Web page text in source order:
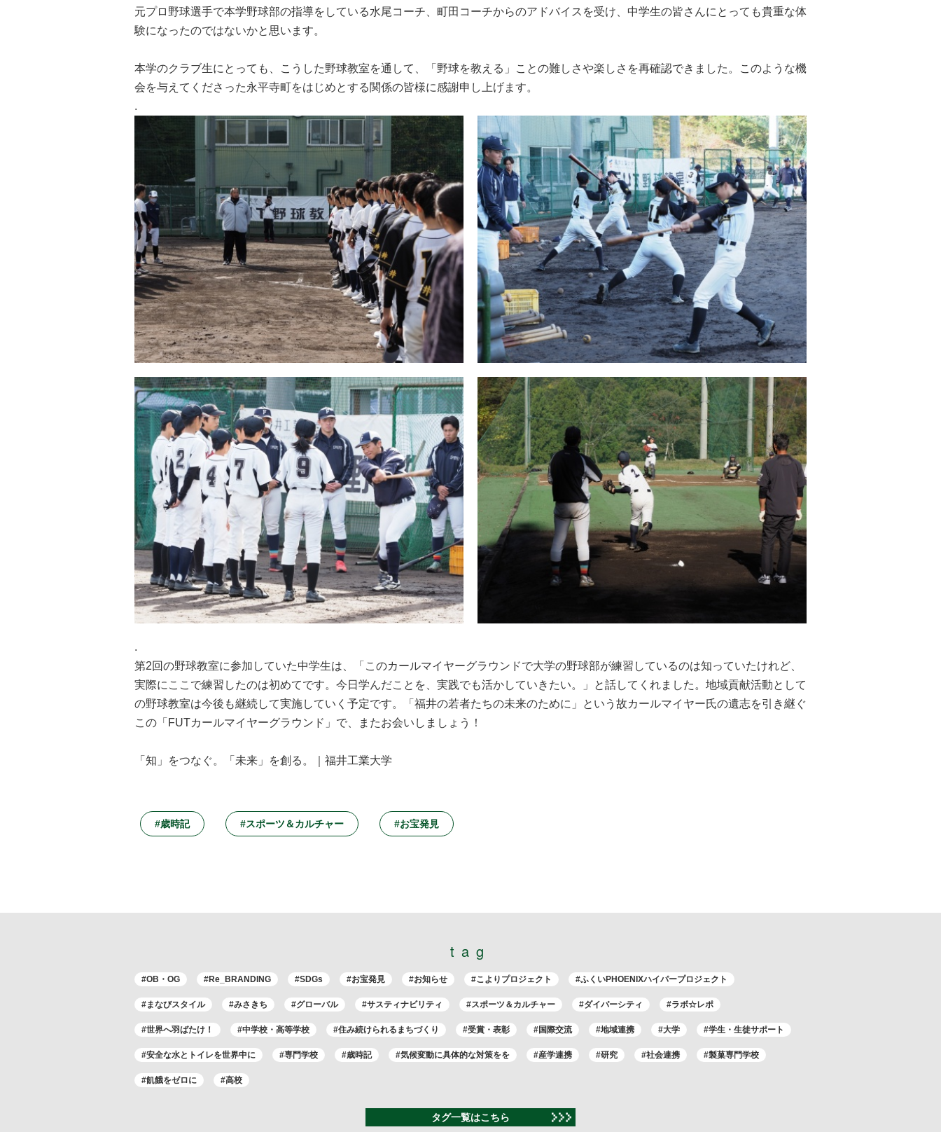
元プロ野球選手で本学野球部の指導をしている水尾コーチ、町田コーチからのアドバイスを受け、中学生の皆さんにとっても貴重な体
験になったのではないかと思います。
本学のクラブ生にとっても、こうした野球教室を通して、「野球を教える」ことの難しさや楽しさを再確認できました。このような機
会を与えてくださった永平寺町をはじめとする関係の皆様に感謝申し上げます。
.
.
第2回の野球教室に参加していた中学生は、「このカールマイヤーグラウンドで大学の野球部が練習しているのは知っていたけれど、
実際にここで練習したのは初めてです。今日学んだことを、実践でも活かしていきたい。」と話してくれました。地域貢献活動として
の野球教室は今後も継続して実施していく予定です。「福井の若者たちの未来のために」という故カールマイヤー氏の遺志を引き継ぐ
この「FUTカールマイヤーグラウンド」で、またお会いしましょう！
「知」をつなぐ。「未来」を創る。｜福井工業大学
#歳時記 #スポーツ＆カルチャー #お宝発見
tag
#OB・OG #Re_BRANDING #SDGs #お宝発見 #お知らせ #こよりプロジェクト #ふくいPHOENIXハイパープロジェクト
#まなびスタイル #みさきち #グローバル #サスティナビリティ #スポーツ＆カルチャー #ダイバーシティ #ラボ☆レポ
#世界へ羽ばたけ！ #中学校・高等学校 #住み続けられるまちづくり #受賞・表彰 #国際交流 #地域連携 #大学 #学生・生徒サポート
#安全な水とトイレを世界中に #専門学校 #歳時記 #気候変動に具体的な対策をを #産学連携 #研究 #社会連携 #製菓専門学校
#飢餓をゼロに #高校
タグ一覧はこちら